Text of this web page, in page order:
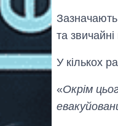
та
У кількох
«Окрім